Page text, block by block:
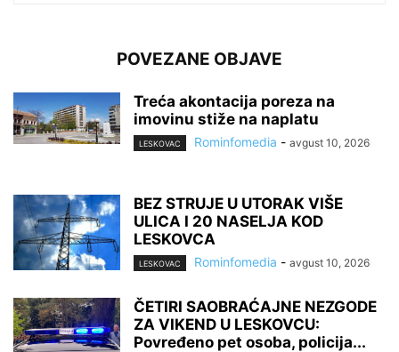
POVEZANE OBJAVE
Treća akontacija poreza na
imovinu stiže na naplatu
LESKOVAC Rominfomedia - avgust 10, 2026
BEZ STRUJE U UTORAK VIŠE
ULICA I 20 NASELJA KOD
LESKOVCA
LESKOVAC Rominfomedia - avgust 10, 2026
ČETIRI SAOBRAĆAJNE NEZGODE
ZA VIKEND U LESKOVCU:
Povređeno pet osoba, policija...